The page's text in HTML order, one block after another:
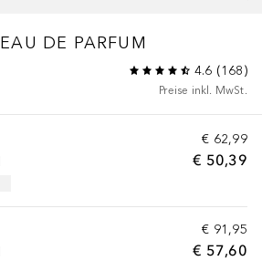
EAU DE PARFUM
4.6 (168)
Preise inkl. MwSt.
€ 62,99
€ 50,39
€ 91,95
€ 57,60